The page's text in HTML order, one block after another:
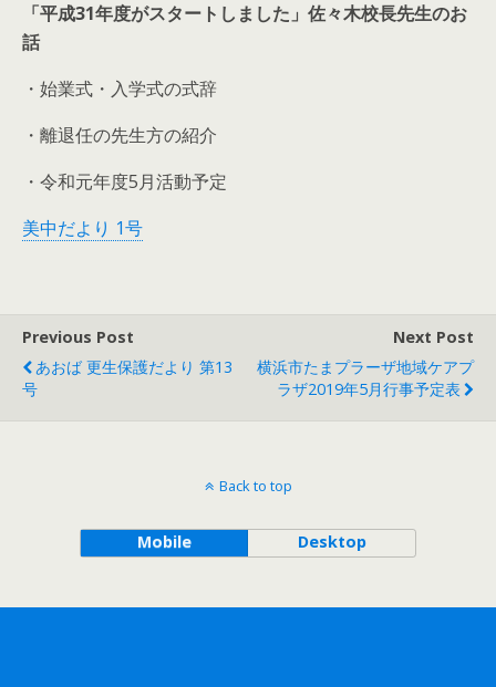
「平成31年度がスタートしました」佐々木校長先生のお
話
・始業式・入学式の式辞
・離退任の先生方の紹介
・令和元年度5月活動予定
美中だより 1号
Previous Post
あおば 更生保護だより 第13
号
Next Post
横浜市たまプラーザ地域ケアプ
ラザ2019年5月行事予定表
Back to top
Mobile Desktop